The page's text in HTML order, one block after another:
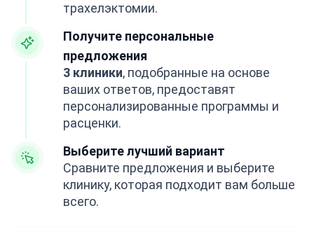
трахелэктомии.
Получите персональные
предложения
3 клиники, подобранные на основе
ваших ответов, предоставят
персонализированные программы и
расценки.
Выберите лучший вариант
Сравните предложения и выберите
клинику, которая подходит вам больше
всего.